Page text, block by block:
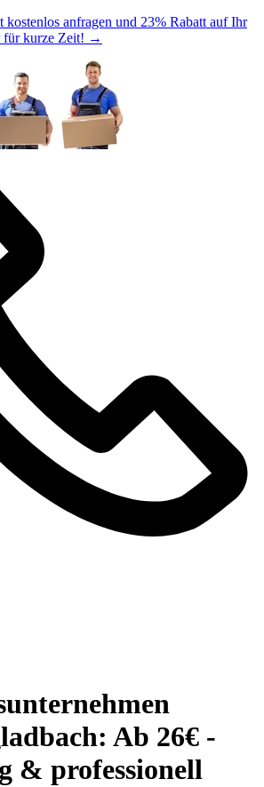
kostenlos anfragen und 23% Rabatt auf Ihr
für kurze Zeit! →
Ab 26€ -
& professionell